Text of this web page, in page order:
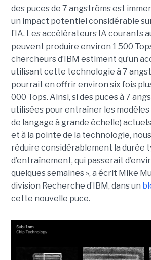
des puces de 7 angströms est
un impact potentiel considérable
l’IA. Les accélérateurs IA courants
peuvent produire environ 1 500
chercheurs d’IBM estiment qu’un
utilisant cette technologie à 7
pourrait en offrir environ six fois
000 Tops. Ainsi, si des puces à 7
utilisées pour entraîner les modèles
de langage à grande échelle)
et à la pointe de la technologie,
réduire considérablement la durée
d’entraînement, qui passerait
quelques semaines », a écrit Mike
division Recherche d’IBM, dans un
cette nouvelle puce.